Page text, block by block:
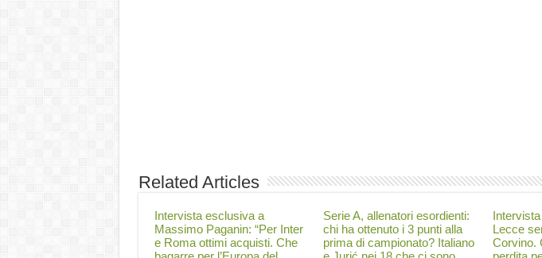
Related Articles
Intervista esclusiva a
Massimo Paganin: “Per Inter
e Roma ottimi acquisti. Che
Serie A, allenatori esordienti:
chi ha ottenuto i 3 punti alla
prima di campionato? Italiano
Lecce
Corvino.